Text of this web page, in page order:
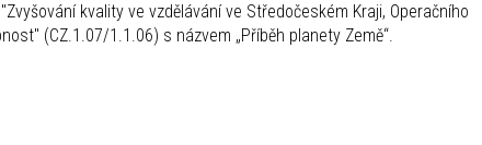
kvality ve vzdělávání ve Středočeském Kraji, Operačního
(CZ.1.07/1.1.06) s názvem „Příběh planety Země“.